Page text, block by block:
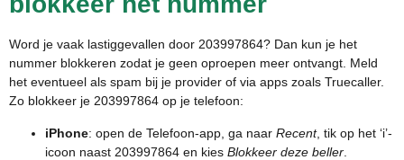
Word je vaak lastiggevallen door 203997864? Dan kun je het
nummer blokkeren zodat je geen oproepen meer ontvangt. Meld
het eventueel als spam bij je provider of via apps zoals Truecaller.
Zo blokkeer je 203997864 op je telefoon:
iPhone: open de Telefoon-app, ga naar Recent, tik op het ‘i’-
icoon naast 203997864 en kies Blokkeer deze beller